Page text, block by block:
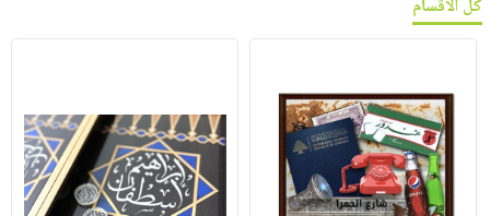
كل الأقسام